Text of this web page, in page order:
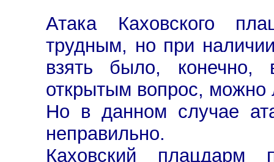
Атака Каховского
трудным, но при
взять было, конечно,
открытым вопрос, можно
Но в данном случае
неправильно.
Каховский плацдарм